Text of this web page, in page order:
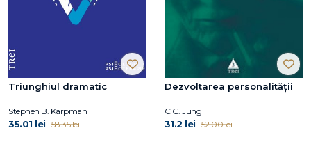
Triunghiul dramatic
Stephen B. Karpman
35.01 lei 58.35 lei
Dezvoltarea personalităţii
C.G. Jung
31.2 lei 52.00 lei